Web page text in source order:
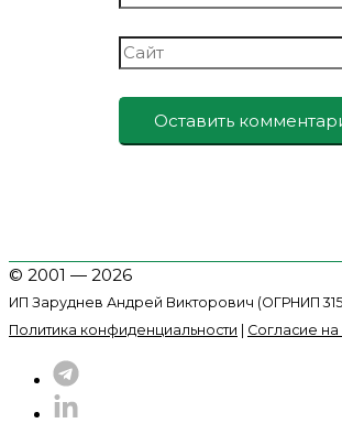
Сайт
© 2001 — 2026
ИП Заруднев Андрей Викторович (ОГРНИП
Политика конфиденциальности
Согласие